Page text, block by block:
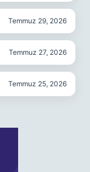
Temmuz 29, 2026
Temmuz 27, 2026
Temmuz 25, 2026